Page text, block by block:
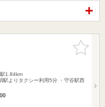
お気に入
りに追加
1.84km
駅よりタクシー利用5分 ・守谷駅西